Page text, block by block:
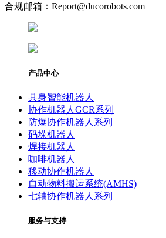
合规邮箱：Report@ducorobots.com
产品中心
具身智能机器人
协作机器人GCR系列
防爆协作机器人系列
码垛机器人
焊接机器人
咖啡机器人
移动协作机器人
自动物料搬运系统(AMHS)
七轴协作机器人系列
服务与支持